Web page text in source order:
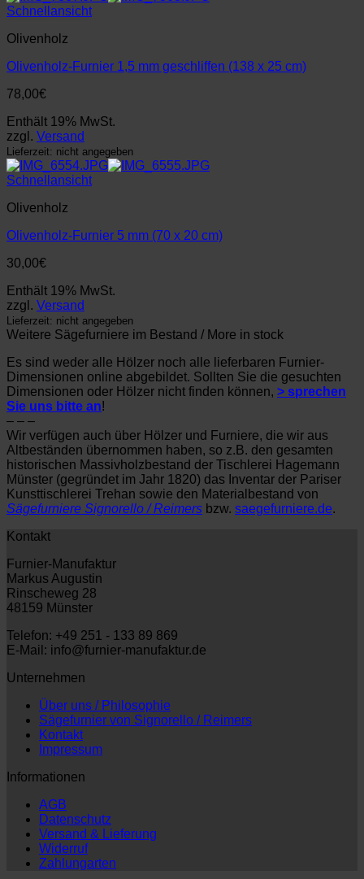
Schnellansicht
Olivenholz
Olivenholz-Furnier 1,5 mm geschliffen (138 x 25 cm)
78,00€
Enthält 19% MwSt.
zzgl. Versand
Lieferzeit: nicht angegeben
Schnellansicht
Olivenholz
Olivenholz-Furnier 5 mm (70 x 20 cm)
30,00€
Enthält 19% MwSt.
zzgl. Versand
Lieferzeit: nicht angegeben
Weitere Sägefurniere im Bestand / More in stock
Es sind weder alle Hölzer noch alle lieferbaren Furnier-
Dimensionen online abgebildet. Sollten Sie die gesuchten
Dimensionen oder Hölzer nicht finden können, > sprechen
Sie uns bitte an!
– – –
Wir verfügen auch über Hölzer und Furniere, die wir aus
Altbeständen übernommen haben, so z.B. den gesamten
historischen Massivholzbestand der Tischlerei Hagemann
Münster (gegründet im Jahr 1820) das Inventar der Pariser
Kunsttischlerei Trehan sowie den Materialbestand von
Sägefurniere Signorello / Reimers bzw. saegefurniere.de.
Kontakt
Furnier-Manufaktur
Markus Augustin
Rinscheweg 28
48159 Münster
Telefon: +49 251 - 133 89 869
E-Mail: info@furnier-manufaktur.de
Unternehmen
Über uns / Philosophie
Sägefurnier von Signorello / Reimers
Kontakt
Impressum
Informationen
AGB
Datenschutz
Versand & Lieferung
Widerruf
Zahlungarten